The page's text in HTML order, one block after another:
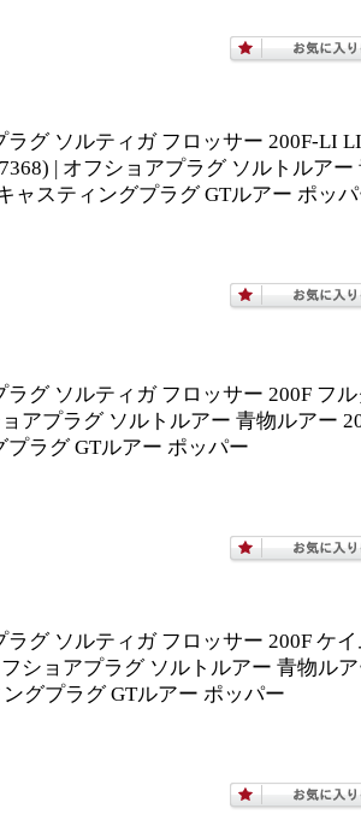
ラグ ソルティガ フロッサー 200F-LI
| オフショアプラグ ソルトルアー
ャスティングプラグ GTルアー ポッ
ラグ ソルティガ フロッサー 200F フ
アプラグ ソルトルアー 青物ルアー
ラグ GTルアー ポッパー
グ ソルティガ フロッサー 200F ケイ
ショアプラグ ソルトルアー 青物ル
グプラグ GTルアー ポッパー